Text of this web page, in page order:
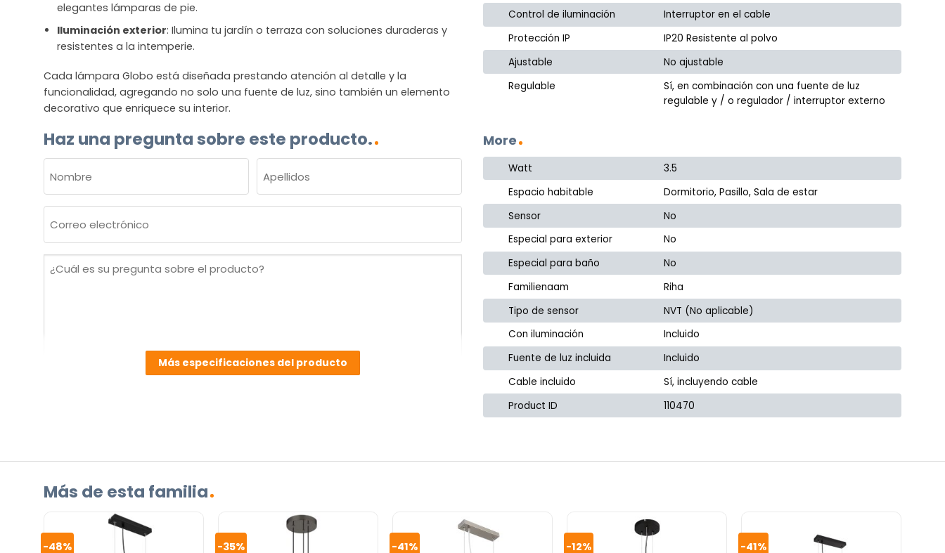
elegantes lámparas de pie.
Iluminación exterior: Ilumina tu jardín o terraza con soluciones duraderas y
resistentes a la intemperie.
Cada lámpara Globo está diseñada prestando atención al detalle y la
funcionalidad, agregando no solo una fuente de luz, sino también un elemento
decorativo que enriquece su interior.
Haz una pregunta sobre este producto.
(OBLIGATORIO)
Nombre Apellidos
electrónico
¿Cuál
Incluido por defecto
Más especificaciones del producto
Control de iluminación
Interruptor en el cable
Protección IP
IP20 Resistente al polvo
Ajustable
No ajustable
Regulable
Sí, en combinación con una fuente de luz
regulable y / o regulador / interruptor externo
More
Watt
3.5
Espacio habitable
Dormitorio, Pasillo, Sala de estar
Sensor
No
Especial para exterior
No
Especial para baño
No
Familienaam
Riha
Tipo de sensor
NVT (No aplicable)
Con iluminación
Incluido
Fuente de luz incluida
Incluido
Cable incluido
Sí, incluyendo cable
Product ID
110470
Más de esta familia
-48% -35% -41% -12% -41%